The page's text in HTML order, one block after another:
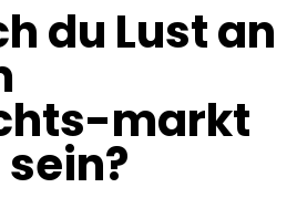
du Lust an
markt